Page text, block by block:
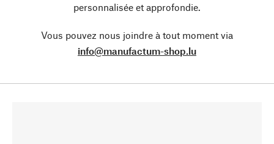
personnalisée et approfondie.
Vous pouvez nous joindre à tout moment via
info@manufactum-shop.lu